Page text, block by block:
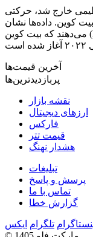
خارج شد، حرکتی
کوین. داده‌ها نشان
می‌دهند که بیت کوین (BTC) در حال پایان دادن به روند انباشت یک
آخرین قیمت‌ها
پربازدیدترین‌ها
نقشه بازار
ارزهای دیجیتال
فارکس
قیمت تتر
هشدار نهنگ
تبلیغات
پرسش و پاسخ
تماس با ما
گزارش خطا
تلگرام ایکس